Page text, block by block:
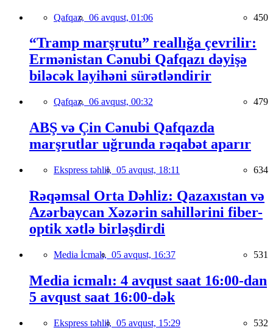
Qafqaz, 06 avqust, 01:06 450
“Tramp marşrutu” reallığa çevrilir:
Ermənistan Cənubi Qafqazı dəyişə
biləcək layihəni sürətləndirir
Qafqaz, 06 avqust, 00:32 479
ABŞ və Çin Cənubi Qafqazda
marşrutlar uğrunda rəqabət aparır
Ekspress təhlil, 05 avqust, 18:11 634
Rəqəmsal Orta Dəhliz: Qazaxıstan və
Azərbaycan Xəzərin sahillərini fiber-
optik xətlə birləşdirdi
Media İcmalı, 05 avqust, 16:37 531
Media icmalı: 4 avqust saat 16:00-dan
5 avqust saat 16:00-dək
Ekspress təhlil, 05 avqust, 15:29 532